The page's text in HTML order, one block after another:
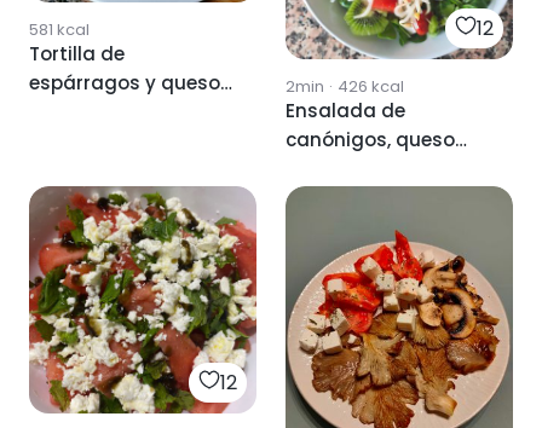
581 kcal
Tortilla de
espárragos y queso
12
2min · 426 kcal
Ensalada de
canónigos, queso
12